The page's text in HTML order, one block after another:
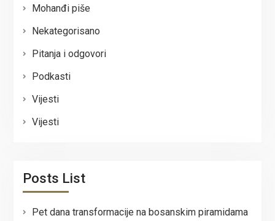
Mohanđi piše
Nekategorisano
Pitanja i odgovori
Podkasti
Vijesti
Vijesti
Posts List
Pet dana transformacije na bosanskim piramidama